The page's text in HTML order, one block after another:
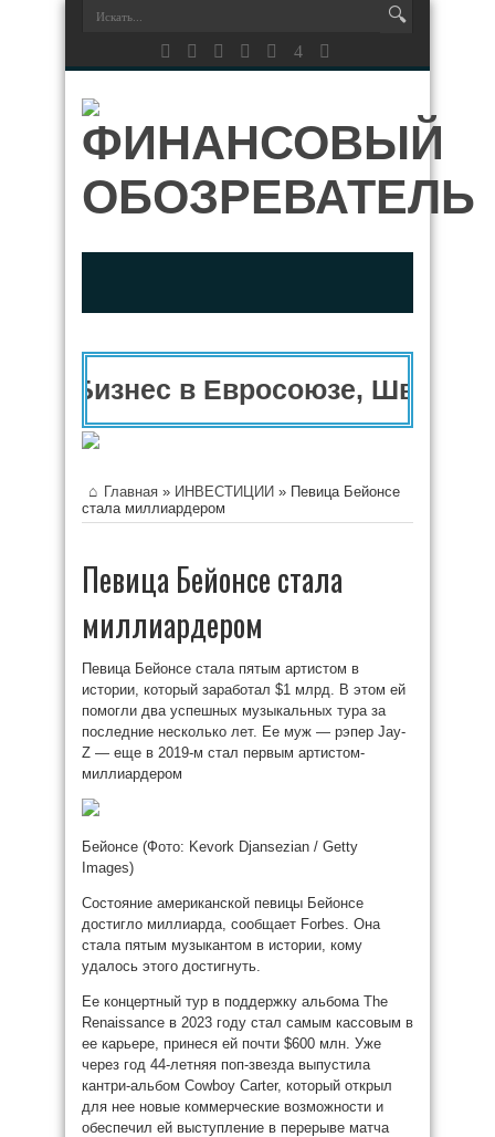
Бизнес в Евросоюзе,
Главная » ИНВЕСТИЦИИ » Певица Бейонсе
стала миллиардером
Певица Бейонсе стала
миллиардером
Певица Бейонсе стала пятым артистом в
истории, который заработал $1 млрд. В этом ей
помогли два успешных музыкальных тура за
последние несколько лет. Ее муж — рэпер Jay-
Z — еще в 2019-м стал первым артистом-
миллиардером
Бейонсе (Фото: Kevork Djansezian / Getty
Images)
Состояние американской певицы Бейонсе
достигло миллиарда, сообщает Forbes. Она
стала пятым музыкантом в истории, кому
удалось этого достигнуть.
Ее концертный тур в поддержку альбома The
Renaissance в 2023 году стал самым кассовым в
ее карьере, принеся ей почти $600 млн. Уже
через год 44-летняя поп-звезда выпустила
кантри-альбом Cowboy Carter, который открыл
для нее новые коммерческие возможности и
обеспечил ей выступление в перерыве матча